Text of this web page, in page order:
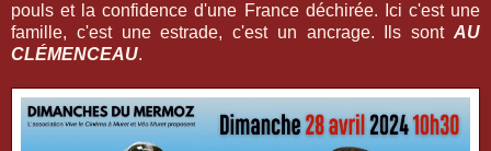
pouls et la confidence d'une France déchirée. Ici c'est une
famille, c'est une estrade, c'est un ancrage. Ils sont AU
CLÉMENCEAU.